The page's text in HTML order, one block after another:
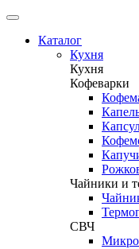
Каталог
Кухня
Кухня
Кофеварки
Чайники и
СВЧ